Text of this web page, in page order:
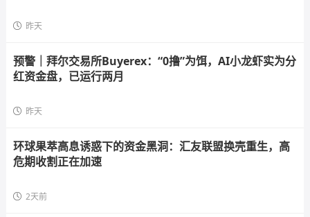
昨天
预警｜拜尔交易所Buyerex：“0撸”为饵，AI小龙虾实为分
红资金盘，已运行两月
昨天
环球果萃高息诱惑下的资金黑洞：汇友联盟换壳重生，高
危期收割正在加速
2天前